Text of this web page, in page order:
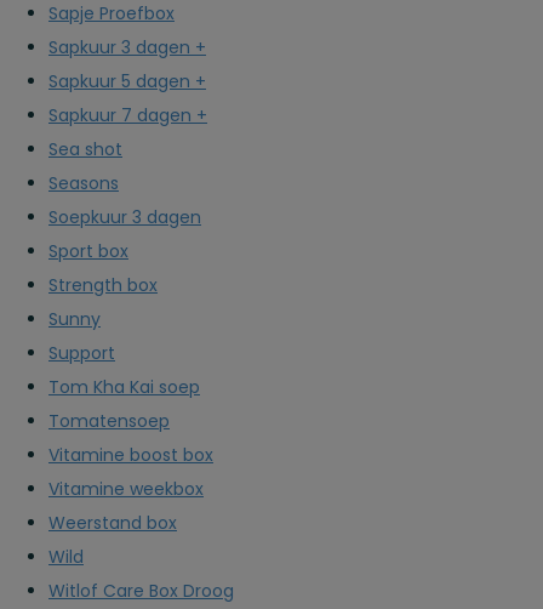
Sapje Proefbox
Sapkuur 3 dagen +
Sapkuur 5 dagen +
Sapkuur 7 dagen +
Sea shot
Seasons
Soepkuur 3 dagen
Sport box
Strength box
Sunny
Support
Tom Kha Kai soep
Tomatensoep
Vitamine boost box
Vitamine weekbox
Weerstand box
Wild
Witlof Care Box Droog